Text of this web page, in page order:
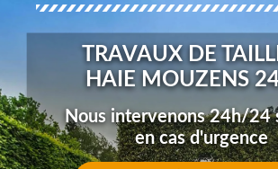
TRAVAUX DE
HAIE MOUZENS
Nous intervenons 24h/24
en cas d'urgence